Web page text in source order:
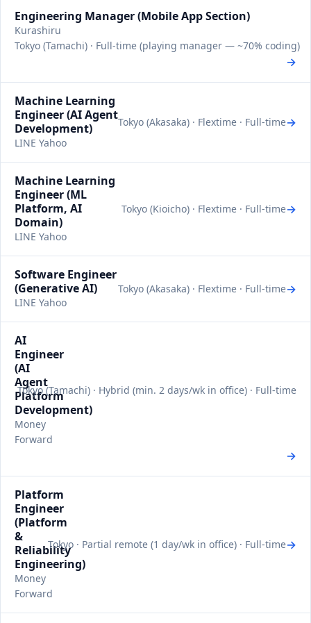
Engineering Manager (Mobile App Section)
Kurashiru
Tokyo (Tamachi) · Full-time (playing manager — ~70% coding)
→
Machine Learning
Engineer (AI Agent
Development)
LINE Yahoo
Tokyo (Akasaka) · Flextime · Full-time→
Machine Learning
Engineer (ML
Platform, AI
Domain)
LINE Yahoo
Tokyo (Kioicho) · Flextime · Full-time→
Software Engineer
(Generative AI)
LINE Yahoo
Tokyo (Akasaka) · Flextime · Full-time→
AI
Engineer
(AI
Agent
Platform
Development)
Money
Forward
Tokyo (Tamachi) · Hybrid (min. 2 days/wk in office) · Full-time
→
Platform
Engineer
(Platform
&
Reliability
Engineering)
Money
Forward
Tokyo · Partial remote (1 day/wk in office) · Full-time→